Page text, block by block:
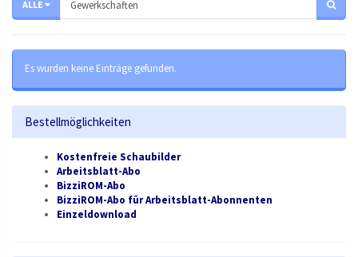
ALLE
Es wurden keine Einträge gefunden.
Bestellmöglichkeiten
Kostenfreie Schaubilder
Arbeitsblatt-Abo
BizziROM-Abo
BizziROM-Abo für Arbeitsblatt-Abonnenten
Einzeldownload